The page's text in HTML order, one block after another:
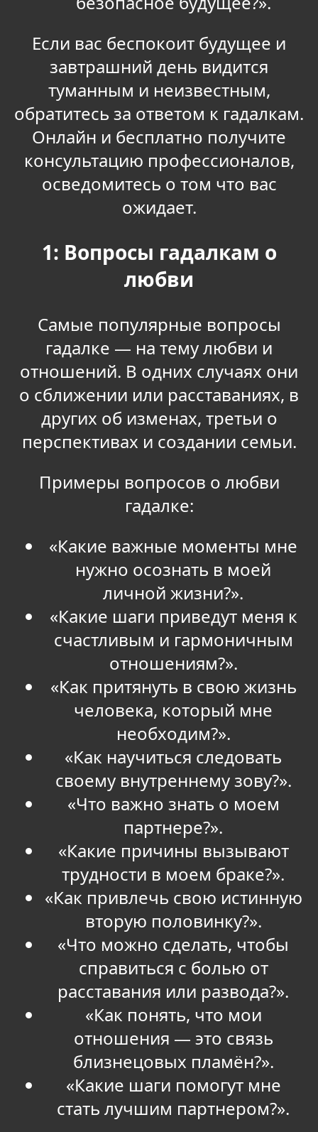
Если вас беспокоит будущее и
завтрашний день видится
туманным и неизвестным,
обратитесь за ответом к гадалкам.
Онлайн и бесплатно получите
консультацию профессионалов,
осведомитесь о том что вас
ожидает.
1: Вопросы гадалкам о
любви
Самые популярные вопросы
гадалке — на тему любви и
отношений. В одних случаях они
о сближении или расставаниях, в
других об изменах, третьи о
перспективах и создании семьи.
Примеры вопросов о любви
гадалке:
«Какие важные моменты мне
нужно осознать в моей
личной жизни?».
«Какие шаги приведут меня к
счастливым и гармоничным
отношениям?».
«Как притянуть в свою жизнь
человека, который мне
необходим?».
«Как научиться следовать
своему внутреннему зову?».
«Что важно знать о моем
партнере?».
«Какие причины вызывают
трудности в моем браке?».
«Как привлечь свою истинную
вторую половинку?».
«Что можно сделать, чтобы
справиться с болью от
расставания или развода?».
«Как понять, что мои
отношения — это связь
близнецовых пламён?».
«Какие шаги помогут мне
стать лучшим партнером?».